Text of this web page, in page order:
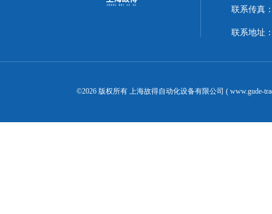
联系传真
联系地址
©2026 版权所有 上海故得自动化设备有限公司 ( www.gude-